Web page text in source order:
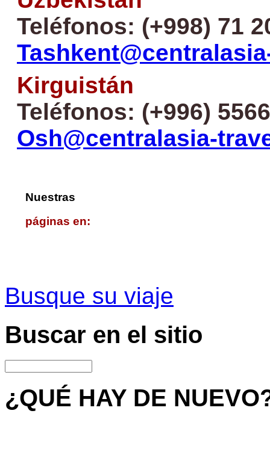
Teléfonos: (+998) 71
Kirguistán
Teléfonos: (+996)
Osh@centralasia-
Nuestras
páginas en:
Busque su viaje
Buscar en el sitio
¿QUÉ HAY DE